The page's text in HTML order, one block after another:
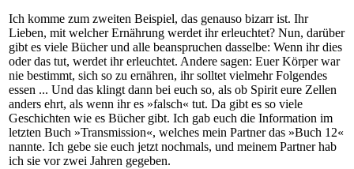
Ich komme zum zweiten Beispiel, das genauso bizarr ist. Ihr
Lieben, mit welcher Ernährung werdet ihr erleuchtet? Nun, darüber
gibt es viele Bücher und alle beanspruchen dasselbe: Wenn ihr dies
oder das tut, werdet ihr erleuchtet. Andere sagen: Euer Körper war
nie bestimmt, sich so zu ernähren, ihr solltet vielmehr Folgendes
essen ... Und das klingt dann bei euch so, als ob Spirit eure Zellen
anders ehrt, als wenn ihr es »falsch« tut. Da gibt es so viele
Geschichten wie es Bücher gibt. Ich gab euch die Information im
letzten Buch »Transmission«, welches mein Partner das »Buch 12«
nannte. Ich gebe sie euch jetzt nochmals, und meinem Partner hab
ich sie vor zwei Jahren gegeben.